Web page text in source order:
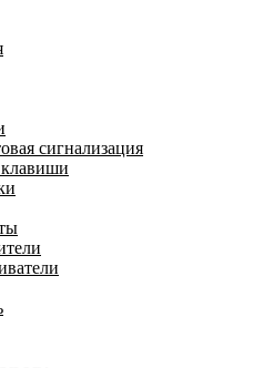
сигнализация